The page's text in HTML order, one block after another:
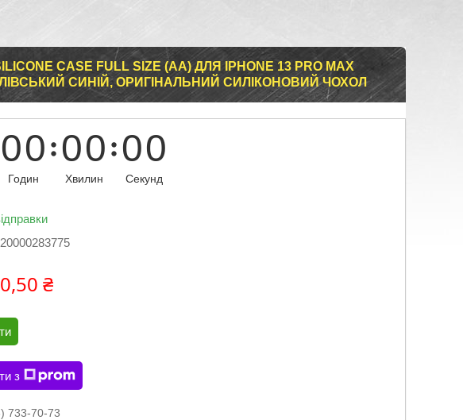
CASE FULL SIZE (AA) ДЛЯ IPHONE 13 PRO MAX
СИНІЙ, ОРИГІНАЛЬНИЙ СИЛІКОНОВИЙ ЧОХОЛ
00
Годин
00
Хвилин
00
Секунд
₴
з
733-70-73